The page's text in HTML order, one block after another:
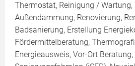
Thermostat, Reinigung /
Außendämmung, Renovierung,
Badsanierung, Erstellung
Fördermittelberatung,
Energieausweis, Vor-Ort